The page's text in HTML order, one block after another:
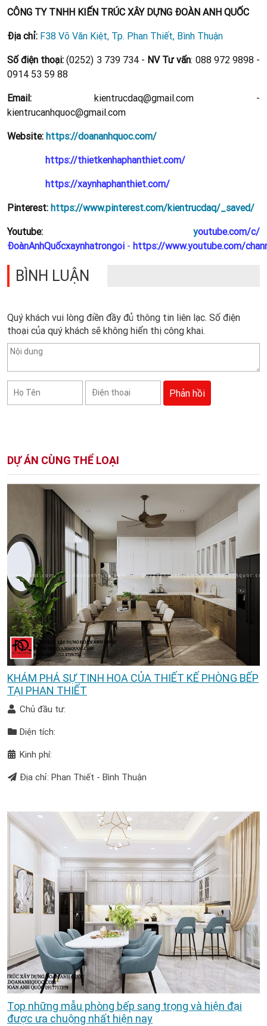
CÔNG TY TNHH KIẾN TRÚC XÂY DỰNG ĐOÀN ANH QUỐC
Địa chỉ: F38 Võ Văn Kiệt, Tp. Phan Thiết, Bình Thuận
Số điện thoại: (0252) 3 739 734 - NV Tư vấn: 088 972 9898 -
0914 53 59 88
Email: kientrucdaq@gmail.com -
kientrucanhquoc@gmail.com
Website: https://doananhquoc.com/
https://thietkenhaphanthiet.com/
https://xaynhaphanthiet.com/
Pinterest: https://www.pinterest.com/kientrucdaq/_saved/
Youtube: youtube.com/c/
ĐoànAnhQuốcxaynhatrongoi - https://www.youtube.com/
BÌNH LUẬN
Quý khách vui lòng điền đầy đủ thông tin liên lạc. Số điện
thoại của quý khách sẽ không hiển thị công khai.
DỰ ÁN CÙNG THỂ LOẠI
KHÁM PHÁ SỰ TINH HOA CỦA THIẾT KẾ PHÒNG BẾP
TẠI PHAN THIẾT
Chủ đầu tư:
Diện tích:
Kinh phí:
Địa chỉ: Phan Thiết - Bình Thuận
Top những mẫu phòng bếp sang trọng và hiện đại
được ưa chuộng nhất hiện nay